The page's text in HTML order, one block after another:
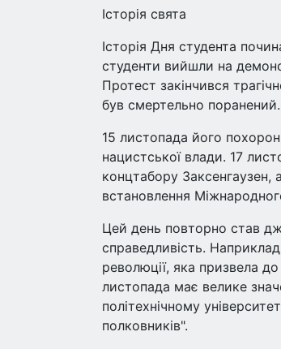
Історія свята
Історія Дня студента
студенти вийшли на
Протест закінчився
був смертельно поранений.
15 листопада його
нацистської влади. 17
концтабору Заксенгаузен,
встановлення
Цей день повторно став
справедливість.
революції, яка призвела
листопада має велике
політехнічному
полковників".